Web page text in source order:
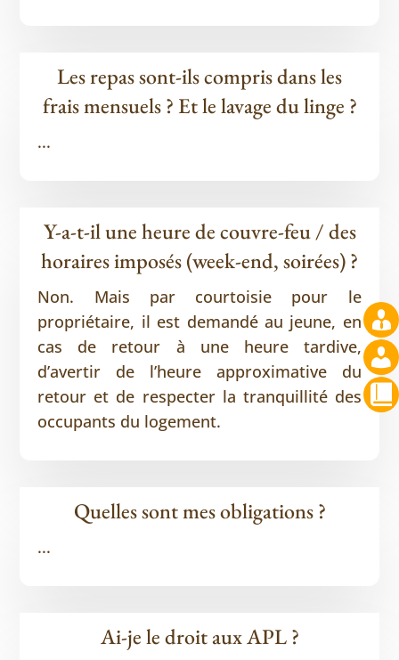
Les repas sont-ils compris dans les
frais mensuels ? Et le lavage du linge ?
...
Y-a-t-il une heure de couvre-feu / des
horaires imposés (week-end, soirées) ?
Non. Mais par courtoisie pour le
propriétaire, il est demandé au jeune, en
cas de retour à une heure tardive,
d’avertir de l’heure approximative du
retour et de respecter la tranquillité des
occupants du logement.
Quelles sont mes obligations ?
...
Ai-je le droit aux APL ?